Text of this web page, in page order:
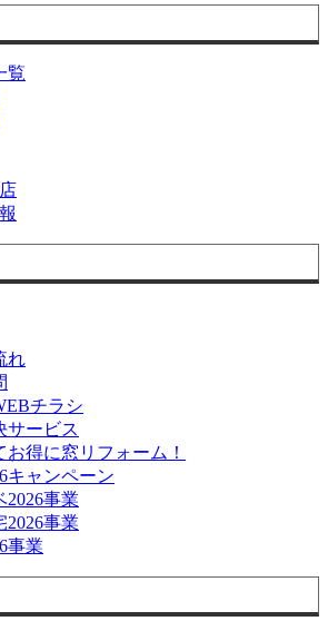
覧
れ
チラシ
サービス
得に窓リフォーム！
キャンペーン
2026事業
2026事業
事業